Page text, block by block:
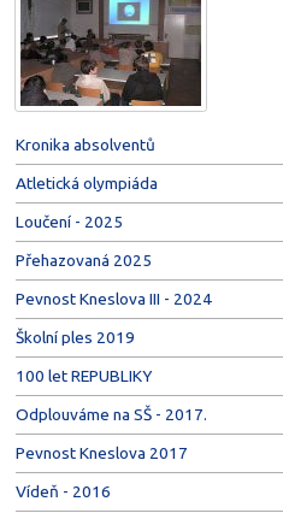
Kronika absolventů
Atletická olympiáda
Loučení - 2025
Přehazovaná 2025
Pevnost Kneslova III - 2024
Školní ples 2019
100 let REPUBLIKY
Odplouváme na SŠ - 2017.
Pevnost Kneslova 2017
Vídeň - 2016